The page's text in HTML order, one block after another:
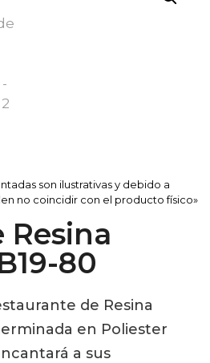
son ilustrativas y debido a
no coincidir con el producto físico»
Resina
80
de Resina
en Poliester
a sus